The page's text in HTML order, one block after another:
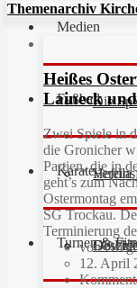
Die
Medien
Hefdla
Fußball
FC
Karate
Turnen &
Themenarchiv
Heißes
Laineck
Zwei Spiele in
die Gronicher
Partien, die in
geht’s zum
Ostermontag
SG Trockau.
Terminierung
von
12. April